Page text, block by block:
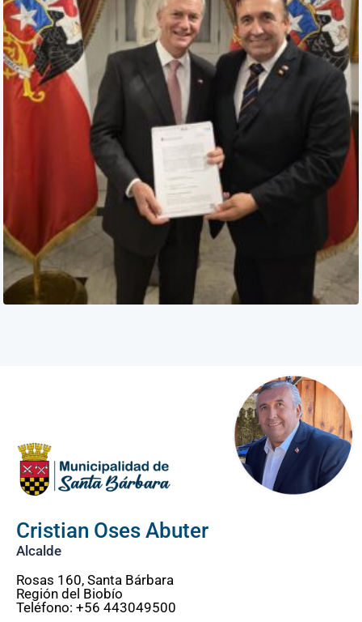
Cristian Oses Abuter
Alcalde
Rosas 160, Santa Bárbara
Región del Biobío
Teléfono: +56 443049500